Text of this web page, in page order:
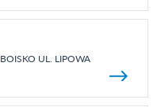
BOISKO UL. LIPOWA